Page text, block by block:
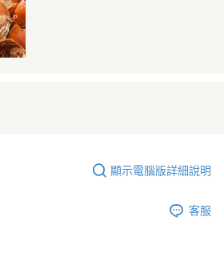
顯示電腦版詳細說明
客服